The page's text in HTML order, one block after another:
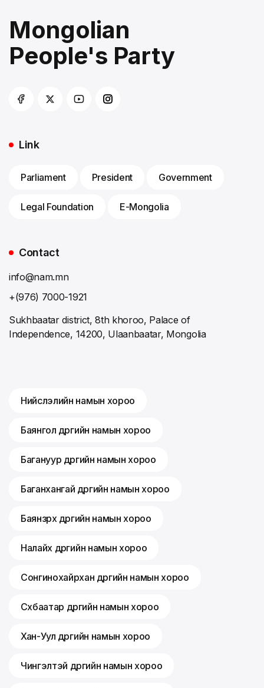
Mongolian
People's Party
Link
Parliament President Government
Legal Foundation E-Mongolia
Contact
info@nam.mn
+(976) 7000-1921
Sukhbaatar district, 8th khoroo, Palace of
Independence, 14200, Ulaanbaatar, Mongolia
Нийслэлийн намын хороо
Баянгол дүүргийн намын хороо
Багануур дүүргийн намын хороо
Баганхангай дүүргийн намын хороо
Баянзүрх дүүргийн намын хороо
Налайх дүүргийн намын хороо
Сонгинохайрхан дүүргийн намын хороо
Сүхбаатар дүүргийн намын хороо
Хан-Уул дүүргийн намын хороо
Чингэлтэй дүүргийн намын хороо